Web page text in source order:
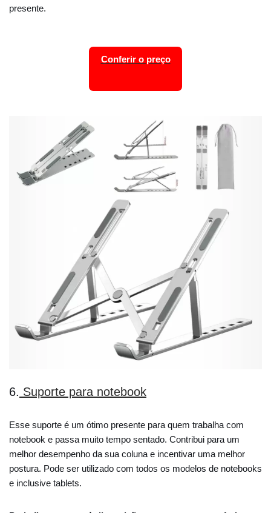
presente.
Conferir o preço
6. Suporte para notebook
Esse suporte é um ótimo presente para quem trabalha com
notebook e passa muito tempo sentado. Contribui para um
melhor desempenho da sua coluna e incentivar uma melhor
postura. Pode ser utilizado com todos os modelos de notebooks
e inclusive tablets.